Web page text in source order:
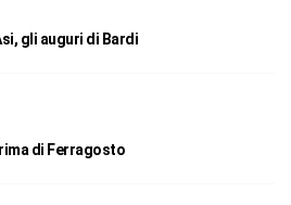
gli auguri di Bardi
di Ferragosto